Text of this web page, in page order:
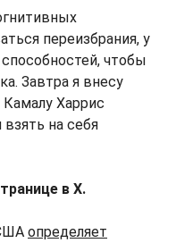
переизбрания, у
чтобы
Завтра я внесу
Харрис
на себя
в Х.
определяет